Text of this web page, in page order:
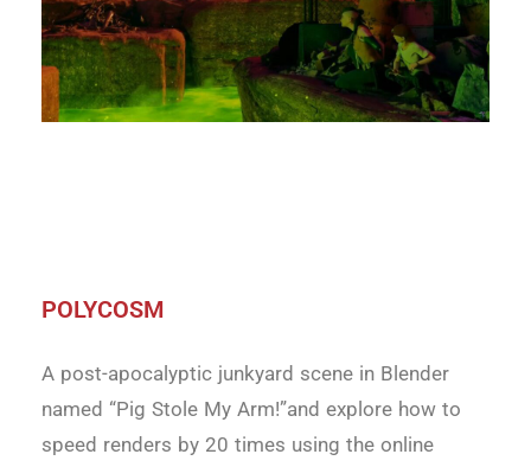
POLYCOSM
A post-apocalyptic junkyard scene in Blender
named “Pig Stole My Arm!”and explore how to
speed renders by 20 times using the online